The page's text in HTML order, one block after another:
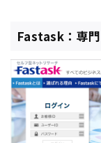
Fastask：専